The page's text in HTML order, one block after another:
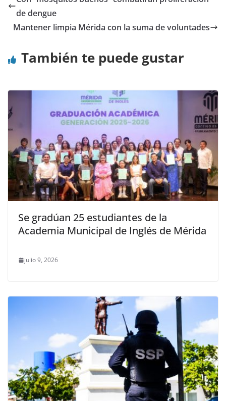
de dengue
Mantener limpia Mérida con la suma de voluntades
También te puede gustar
Se gradúan 25 estudiantes de la
Academia Municipal de Inglés de Mérida
julio 9, 2026